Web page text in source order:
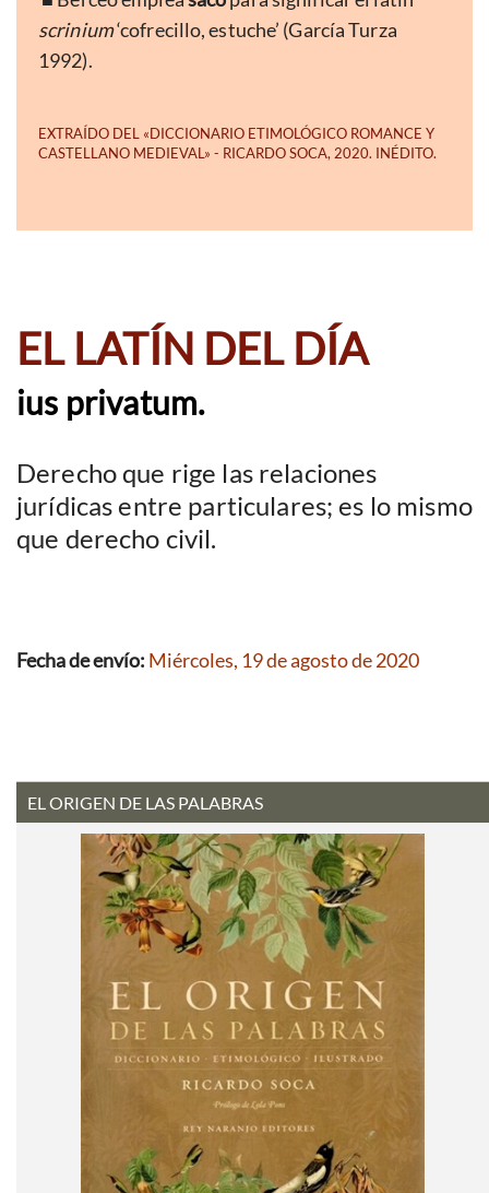
scrinium‘cofrecillo, estuche’ (García Turza
1992).
EL LATÍN DEL DÍA
ius privatum.
Derecho que rige las relaciones
jurídicas entre particulares; es lo mismo
que derecho civil.
Fecha de envío: Miércoles, 19 de agosto de 2020
EL ORIGEN DE LAS PALABRAS